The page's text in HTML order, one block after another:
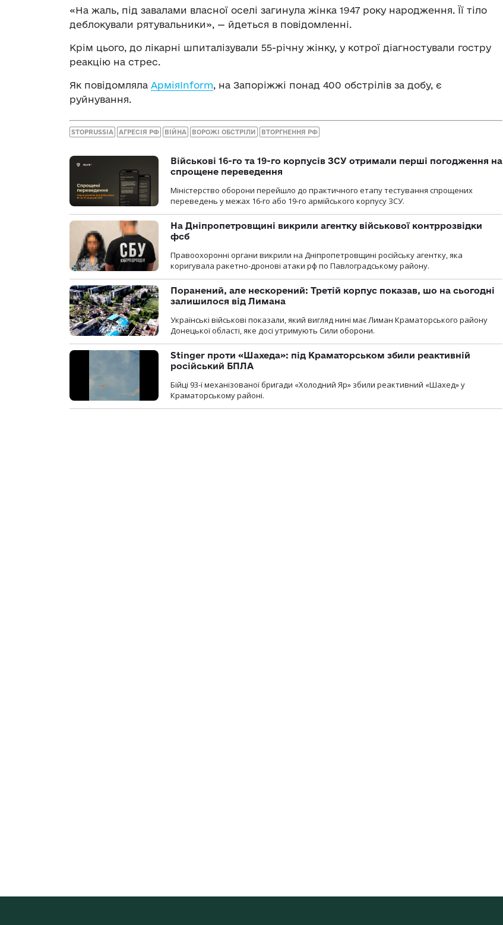
«На жаль, під завалами власної оселі загинула жінка 1947 року народження. Її тіло
деблокували рятувальники», — йдеться в повідомленні.
Крім цього, до лікарні шпиталізували 55-річну жінку, у котрої діагностували гостру
реакцію на стрес.
Як повідомляла АрміяInform, на Запоріжжі понад 400 обстрілів за добу, є
руйнування.
STOPRUSSIA АГРЕСІЯ РФ ВІЙНА ВОРОЖІ ОБСТРІЛИ ВТОРГНЕННЯ РФ
Військові 16-го та 19-го корпусів ЗСУ отримали перші погодження на
спрощене переведення
Міністерство оборони перейшло до практичного етапу тестування спрощених
переведень у межах 16-го або 19-го армійського корпусу ЗСУ.
На Дніпропетровщині викрили агентку військової контррозвідки
фсб
Правоохоронні органи викрили на Дніпропетровщині російську агентку, яка
коригувала ракетно-дронові атаки рф по Павлоградському району.
Поранений, але нескорений: Третій корпус показав, шо на сьогодні
залишилося від Лимана
Українські військові показали, який вигляд нині має Лиман Краматорського району
Донецької області, яке досі утримують Сили оборони.
Stinger проти «Шахеда»: під Краматорськом збили реактивній
російський БПЛА
Бійці 93-ї механізованої бригади «Холодний Яр» збили реактивний «Шахед» у
Краматорському районі.